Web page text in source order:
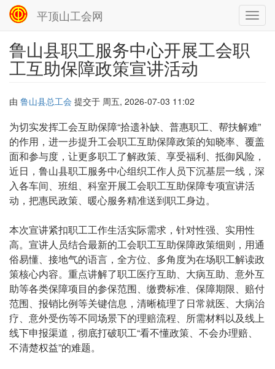
平顶山工会网
鲁山县职工服务中心开展工会职
工互助保障政策宣讲活动
由 鲁山县总工会 提交于 周五, 2026-07-03 11:02
正
文
为切实发挥工会互助保障“拾遗补缺、普惠职工、帮扶解难”
的作用，进一步提升工会职工互助保障政策的知晓率、覆盖
面和参与度，让更多职工了解政策、享受福利、抵御风险，
近日，鲁山县职工服务中心组织工作人员下沉基层一线，深
入各车间、班组、科室开展工会职工互助保障专项宣讲活
动，把惠民政策、暖心服务精准送到职工身边。
本次宣讲紧扣职工工作生活实际需求，针对性强、实用性
高。宣讲人员结合最新的工会职工互助保障政策细则，用通
俗易懂、接地气的语言，全方位、多角度为在场职工解读政
策核心内容。重点讲解了职工医疗互助、大病互助、意外互
助等各类保障项目的参保范围、缴费标准、保障期限、赔付
范围、报销比例等关键信息，清晰梳理了日常就医、大病治
疗、意外受伤等不同场景下的理赔流程、所需材料以及线上
线下申报渠道，彻底打破职工“看不懂政策、不会办理赔、
不清楚权益”的难题。